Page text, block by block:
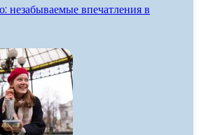
незабываемые впечатления в